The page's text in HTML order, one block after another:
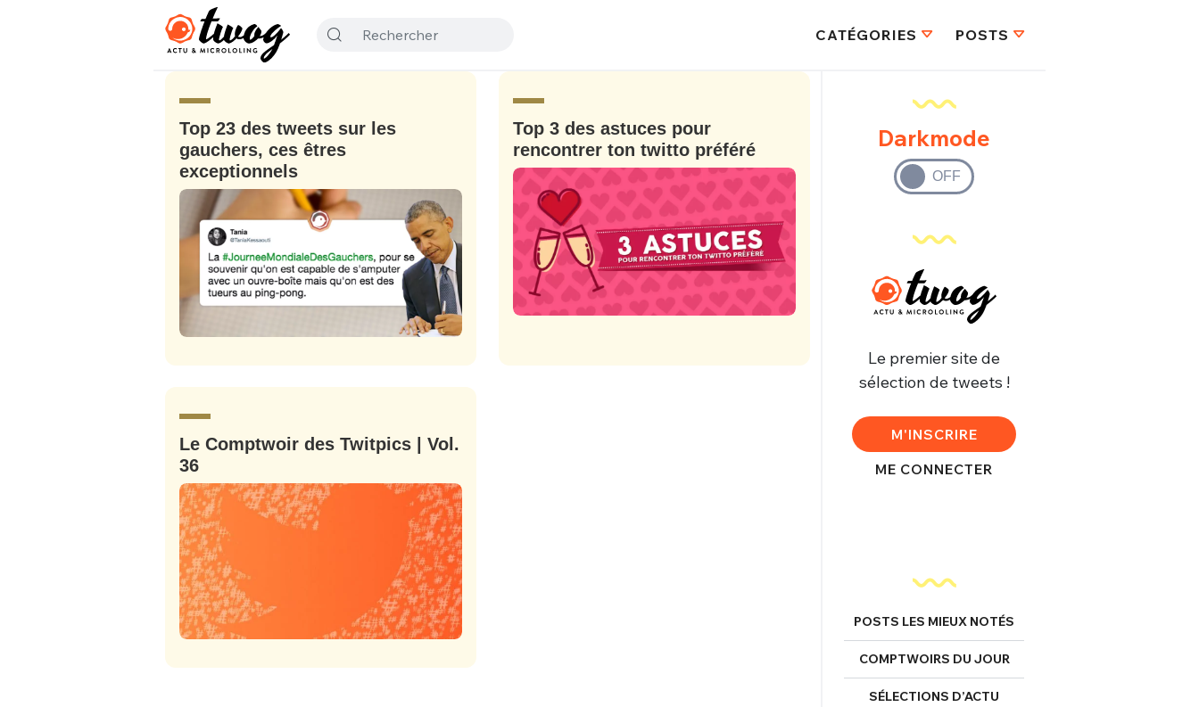
CATÉGORIES POSTS
Top 23 des tweets sur les
gauchers, ces êtres
exceptionnels
Top 3 des astuces pour
rencontrer ton twitto préféré
Le Comptwoir des Twitpics | Vol.
36
Darkmode
Le premier site de
sélection de tweets !
M'INSCRIRE
ME CONNECTER
POSTS LES MIEUX NOTÉS
COMPTWOIRS DU JOUR
SÉLECTIONS D’ACTU
FERMER
Connexion